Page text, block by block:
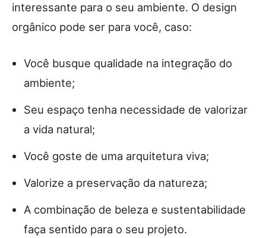
interessante para o seu ambiente. O design
orgânico pode ser para você, caso:
Você busque qualidade na integração do
ambiente;
Seu espaço tenha necessidade de valorizar
a vida natural;
Você goste de uma arquitetura viva;
Valorize a preservação da natureza;
A combinação de beleza e sustentabilidade
faça sentido para o seu projeto.